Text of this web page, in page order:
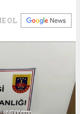
OL